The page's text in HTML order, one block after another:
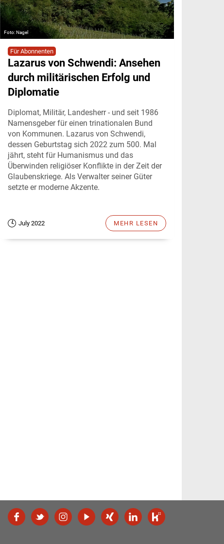
Nagel
Für Abonnenten
Lazarus von Schwendi: Ansehen
durch militärischen Erfolg und
Diplomatie
Diplomat, Militär, Landesherr - und seit 1986
Namensgeber für einen trinationalen Bund
von Kommunen. Lazarus von Schwendi,
dessen Geburtstag sich 2022 zum 500. Mal
jährt, steht für Humanismus und das
Überwinden religiöser Konflikte in der Zeit der
Glaubenskriege. Als Verwalter seiner Güter
setzte er moderne Akzente.
July 2022 MEHR LESEN